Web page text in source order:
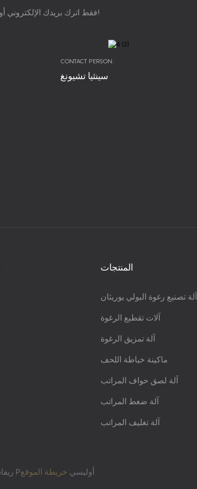
فقط اترك بريدك الإلكتروني أو رقم هاتفك في نموذج الاتصال حتى نتمكن من إرسال اقتراح مجاني إليك!
CONTACT PERSON:
سينثيا تشيونغ
المنتجات
آلة تصنيع رغوة البولي يوريثان
آلات تقطيع الرغوة
آلة تمزيق الرغوة
ماكينة خياطة اللحف
آلة لصق حواف المراتب
آلة ضغط المراتب
آلة تغليف المراتب
Pريفاسي Pأوليسي خريطة الموقع